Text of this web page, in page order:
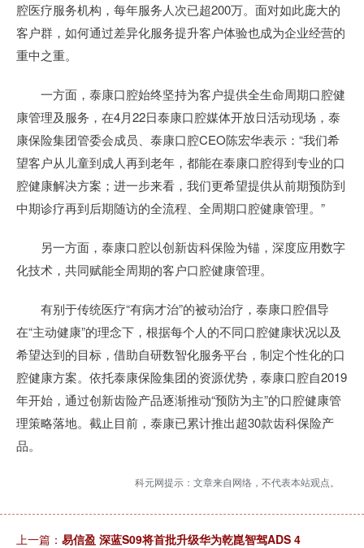
腔医疗服务机构，每年服务人次已超200万。面对如此庞大的
客户群，如何通过差异化服务提升客户体验也成为企业经营的
重中之重。
一方面，泰康口腔始终坚持为客户提供全生命周期口腔健
康管理及服务，在4月22日泰康口腔媒体开放日活动现场，泰
康保险集团管委会成员、泰康口腔CEO陈宏华表示：“我们希
望客户从儿童到成人再到老年，都能在泰康口腔得到专业的口
腔健康解决方案；进一步来看，我们更希望提供从前期预防到
中期诊疗再到后期随访的全流程、全周期口腔健康管理。”
另一方面，泰康口腔以创新齿科保险为锚，深度应用数字
化技术，共同赋能全周期的客户口腔健康管理。
有别于传统医疗“有病才治”的被动治疗，泰康口腔倡导
在“主动健康”的理念下，根据每个人的不同口腔健康状况以及
希望达到的目标，借助自研数智化服务平台，制定个性化的口
腔健康方案。依托泰康保险集团的资源优势，泰康口腔自2019
年开始，通过创新齿险产品逐渐推动“预防为主”的口腔健康管
理策略落地。截止目前，泰康已累计推出超30款齿科保险产
品。
科元网提示：文章来自网络，不代表本站观点。
上一篇： 易信盈 深蓝S09将首批升级华为乾崑智驾ADS 4